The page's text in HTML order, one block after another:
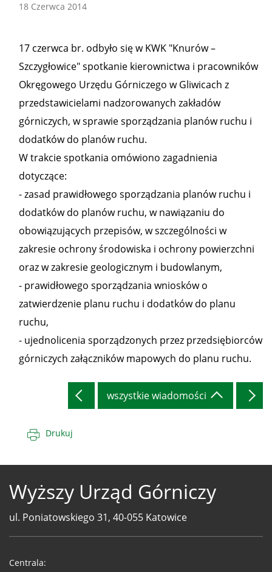
18 Czerwca 2014
17 czerwca br. odbyło się w KWK "Knurów –
Szczygłowice" spotkanie kierownictwa i pracowników
Okręgowego Urzędu Górniczego w Gliwicach z
przedstawicielami nadzorowanych zakładów
górniczych, w sprawie sporządzania planów ruchu i
dodatków do planów ruchu.
W trakcie spotkania omówiono zagadnienia
dotyczące:
- zasad prawidłowego sporządzania planów ruchu i
dodatków do planów ruchu, w nawiązaniu do
obowiązujących przepisów, w szczególności w
zakresie ochrony środowiska i ochrony powierzchni
oraz w zakresie geologicznym i budowlanym,
- prawidłowego sporządzania wniosków o
zatwierdzenie planu ruchu i dodatków do planu
ruchu,
- ujednolicenia sporządzonych przez przedsiębiorców
górniczych załączników mapowych do planu ruchu.
wszystkie wiadomości
Drukuj
Wyższy Urząd Górniczy
ul. Poniatowskiego 31, 40-055 Katowice
WUG
Centrala: